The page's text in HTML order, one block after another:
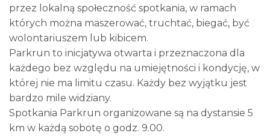
przez lokalną społeczność spotkania, w ramach
których można maszerować, truchtać, biegać, być
wolontariuszem lub kibicem.
Parkrun to inicjatywa otwarta i przeznaczona dla
każdego bez względu na umiejętności i kondycję, w
której nie ma limitu czasu. Każdy bez wyjątku jest
bardzo mile widziany.
Spotkania Parkrun organizowane są na dystansie 5
km w każdą sobotę o godz. 9.00.